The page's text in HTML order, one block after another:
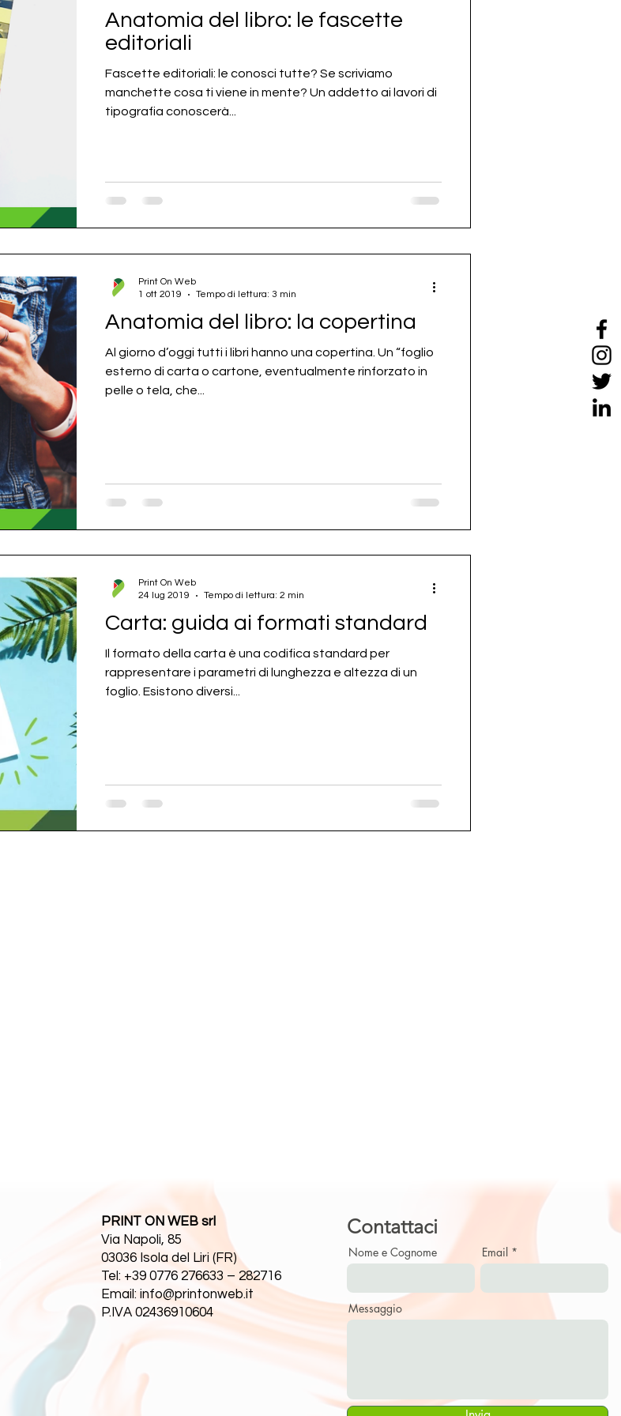
Anatomia del libro: le fascette
editoriali
Fascette editoriali: le conosci tutte? Se scriviamo
manchette cosa ti viene in mente? Un addetto ai lavori di
tipografia conoscerà...
Anatomia del libro: la copertina
Al giorno d’oggi tutti i libri hanno una copertina. Un “foglio
esterno di carta o cartone, eventualmente rinforzato in
pelle o tela, che...
Print On Web
1 ott 2019
Tempo di lettura: 3 min
Carta: guida ai formati standard
Il formato della carta è una codifica standard per
rappresentare i parametri di lunghezza e altezza di un
foglio. Esistono diversi...
Print On Web
24 lug 2019
Tempo di lettura: 2 min
PRINT ON WEB srl
Via Napoli, 85
03036 Isola del Liri (FR)
Tel: +39 0776 276633 – 282716
Email: info@printonweb.it
P.IVA 02436910604
Contattaci
Nome e Cognome Email
Messaggio